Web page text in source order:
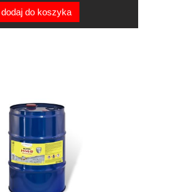
dodaj do koszyka